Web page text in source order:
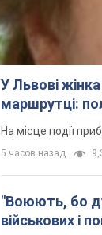
У Львові
маршрутці:
На місце події
5 часов назад
"Воюють, бо
військових і